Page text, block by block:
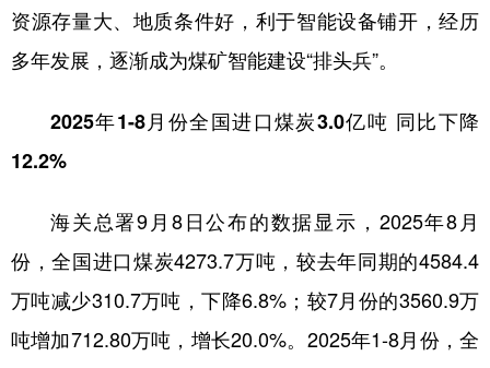
资源存量大、地质条件好，利于智能设备铺开，经历
多年发展，逐渐成为煤矿智能建设“排头兵”。
2025年1-8月份全国进口煤炭3.0亿吨 同比下降
12.2%
海关总署9月8日公布的数据显示，2025年8月
份，全国进口煤炭4273.7万吨，较去年同期的4584.4
万吨减少310.7万吨，下降6.8%；较7月份的3560.9万
吨增加712.80万吨，增长20.0%。2025年1-8月份，全